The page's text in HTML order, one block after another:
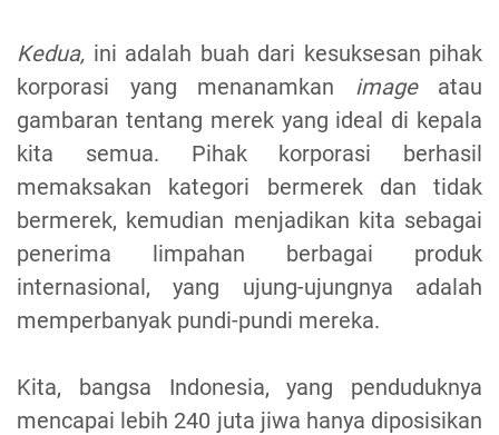
Kedua, ini adalah buah dari kesuksesan pihak
korporasi yang menanamkan
imageatau
gambaran tentang merek yang ideal di kepala
kita semua. Pihak korporasi berhasil
memaksakan kategori bermerek dan tidak
bermerek, kemudian menjadikan kita sebagai
penerima limpahan berbagai produk
internasional, yang ujung-ujungnya adalah
memperbanyak pundi-pundi mereka.
Kita, bangsa Indonesia, yang penduduknya
mencapai lebih 240 juta jiwa hanya diposisikan